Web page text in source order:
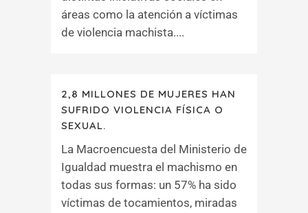
áreas como la atención a víctimas
de violencia machista....
2,8 MILLONES DE MUJERES HAN
SUFRIDO VIOLENCIA FÍSICA O
SEXUAL.
La Macroencuesta del Ministerio de
Igualdad muestra el machismo en
todas sus formas: un 57% ha sido
víctimas de tocamientos, miradas